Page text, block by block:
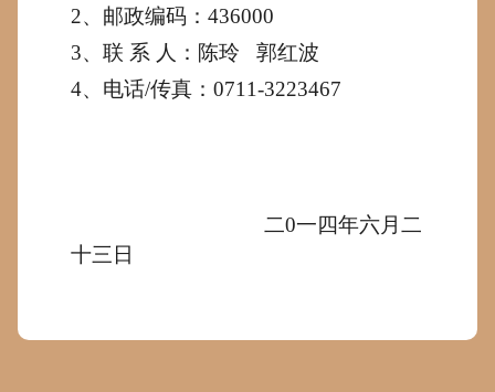
2、邮政编码： 436000
3、联 系 人：陈玲
郭红波
4、电话/传真： 0711-3223467
二0一四年六月二
十三日